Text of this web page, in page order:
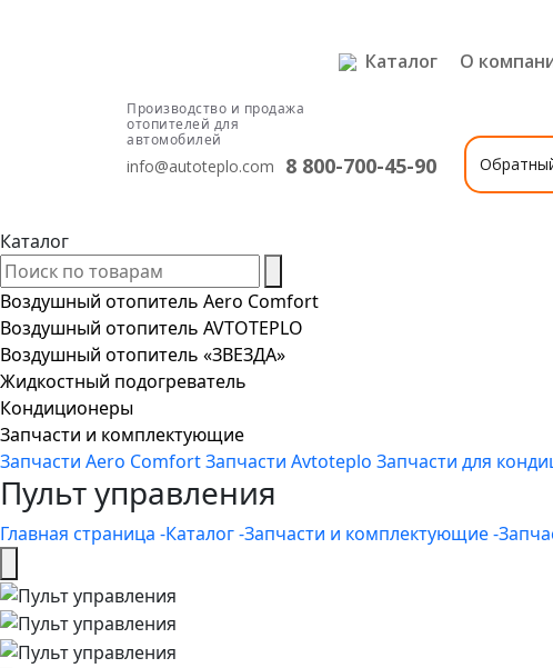
Каталог О
info@autoteplo.com 8 800-700-45-90
Каталог
Воздушный отопитель Aero Comfort
Воздушный отопитель AVTOTEPLO
Воздушный отопитель «ЗВЕЗДА»
Жидкостный подогреватель
Кондиционеры
Запчасти и комплектующие
Запчасти Aero ComfortЗапчасти Avtoteplo Запчасти для
Пульт управления
Главная страница -Каталог -Запчасти и комплектующие -